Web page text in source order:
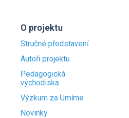
O projektu
Stručné představení
Autoři projektu
Pedagogická
východiska
Výzkum za Umíme
Novinky